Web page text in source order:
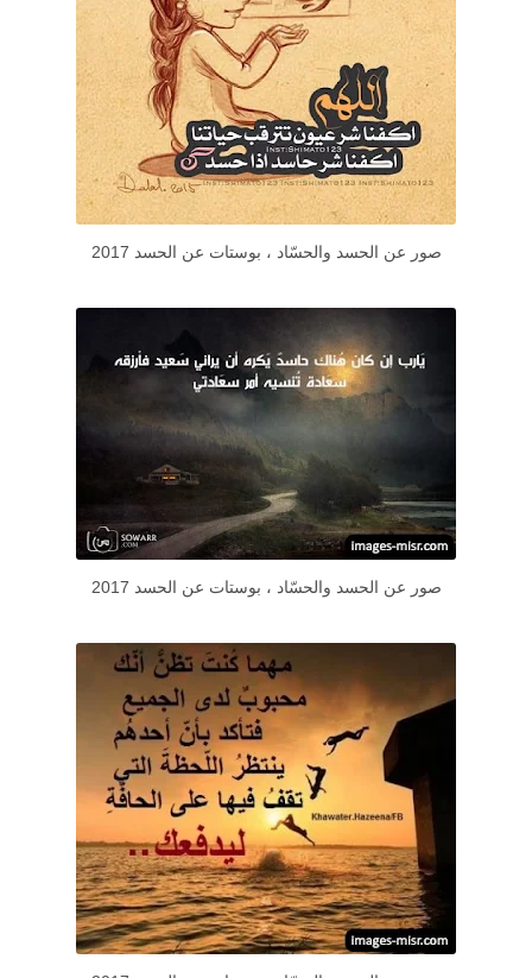
صور عن الحسد والحسّاد ، بوستات عن الحسد 2017
صور عن الحسد والحسّاد ، بوستات عن الحسد 2017